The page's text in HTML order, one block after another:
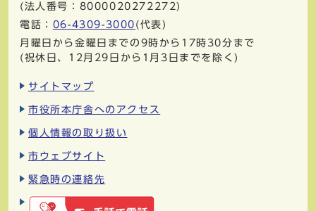
(法人番号：8000020272272)
電話： 06-4309-3000 (代表)
月曜日から金曜日までの9時から17時30分まで
(祝休日、12月29日から1月3日までを除く)
サイトマップ
市役所本庁舎へのアクセス
個人情報の取り扱い
市ウェブサイト
緊急時の連絡先